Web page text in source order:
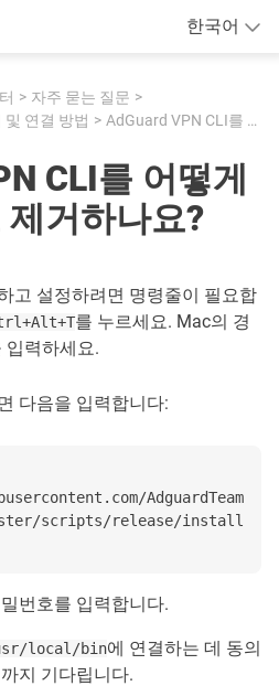
한국어
자주 묻는 질문
및 연결 방법 AdGuard VPN CLI를 어떻게 설치하고 제거하나요?
CLI를 어떻게
거하나요?
고 설정하려면 명령줄이 필요합
를 누르세요. Mac의 경
입력하세요.
다음을 입력합니다:
AdguardTeam
scripts/release/install
번호를 입력합니다.
local/bin에 연결하는 데 동의
지 기다립니다.